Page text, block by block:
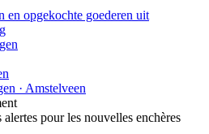
en opgekochte goederen uit
· Amstelveen
pour les nouvelles enchères